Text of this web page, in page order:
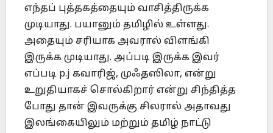
எந்தப் புத்தகத்தையும் வாசித்திருக்க
முடியாது. பயானும் தமிழில் உள்ளது.
அதையும் சரியாக அவரால் விளங்கி
இருக்க முடியாது. அப்படி இருக்க இவர்
எப்படி p.j கவாரிஜ், முஃதஸிலா, என்று
உறுதியாகச் சொல்கிறார் என்று சிந்தித்த
போது தான் இவருக்கு சிலரால் அதாவது
இலங்கையிலும் மற்றும் தமிழ் நாட்டு